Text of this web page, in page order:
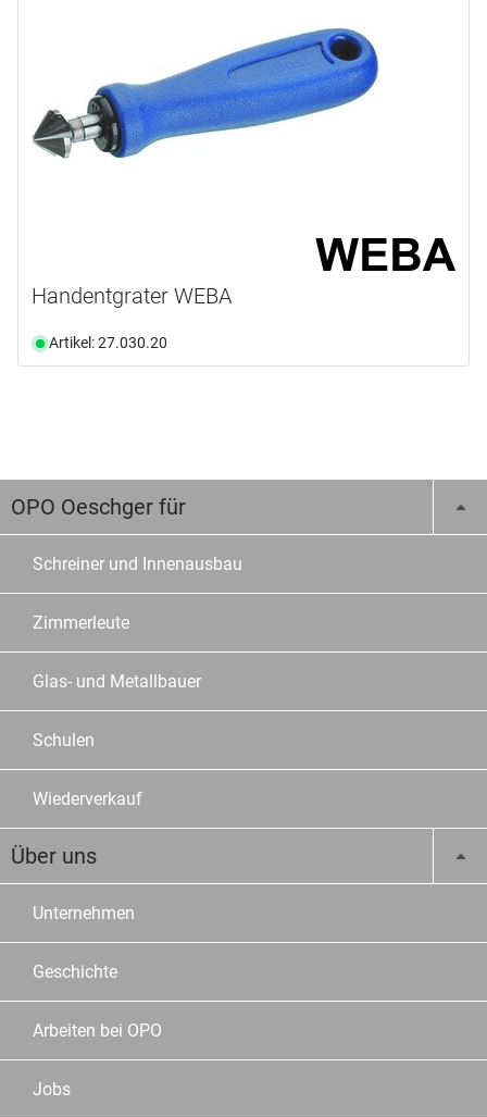
Handentgrater WEBA
Artikel: 27.030.20
OPO Oeschger für
Schreiner und Innenausbau
Zimmerleute
Glas- und Metallbauer
Schulen
Wiederverkauf
Über uns
Unternehmen
Geschichte
Arbeiten bei OPO
Jobs